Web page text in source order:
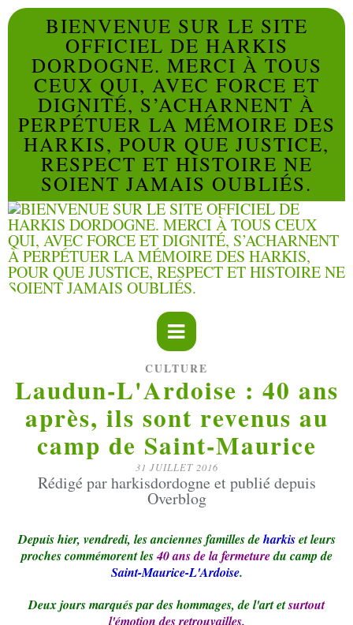
BIENVENUE SUR LE SITE
OFFICIEL DE HARKIS
DORDOGNE. MERCI À TOUS
CEUX QUI, AVEC FORCE ET
DIGNITÉ, S’ACHARNENT À
PERPÉTUER LA MÉMOIRE DES
HARKIS, POUR QUE JUSTICE,
RESPECT ET HISTOIRE NE
SOIENT JAMAIS OUBLIÉS.
CULTURE
Laudun-L'Ardoise : 40 ans
après, ils sont revenus au
camp de Saint-Maurice
31 JUILLET 2016
Rédigé par harkisdordogne et publié depuis
Overblog
Depuis hier, vendredi, les anciennes familles deharkiset leurs
proches commémorent les40 ans de la fermeturedu camp de
Saint-Maurice-L'Ardoise.
Deux jours marqués par des hommages, de l'art etsurtout
l'émotion des retrouvailles.